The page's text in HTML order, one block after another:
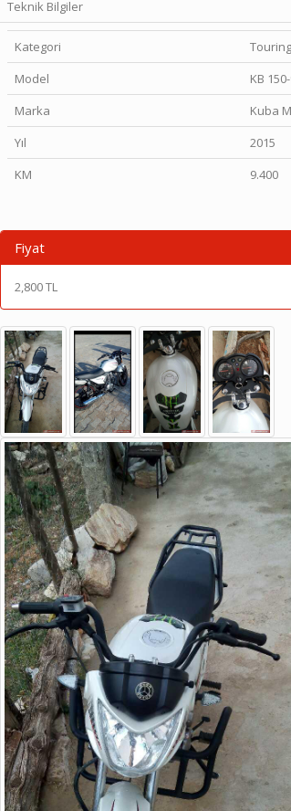
Teknik Bilgiler
Kategori
Model
KB
Marka
Kuba
Yıl
2015
KM
9.400
Fiyat
2,800 TL